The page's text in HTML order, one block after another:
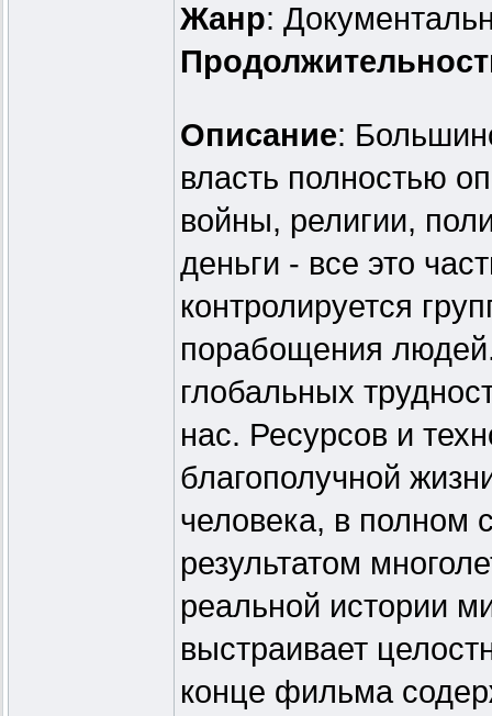
Жанр:
Описание:
власть полностью
войны, религии,
деньги - все это
контролируется
порабощения
глобальных
нас. Ресурсов и
благополучной
человека, в полном
результатом
реальной истории
выстраивает
конце фильма